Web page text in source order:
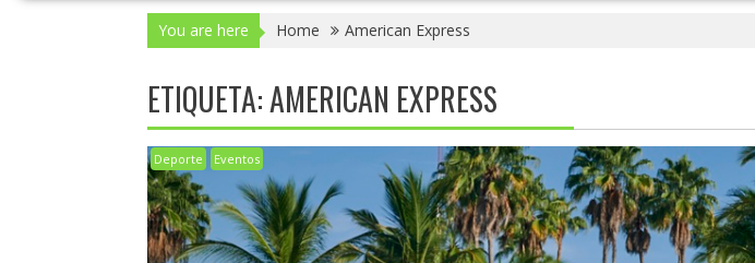
You are here Home American Express
ETIQUETA:AMERICAN EXPRESS
Deporte Eventos